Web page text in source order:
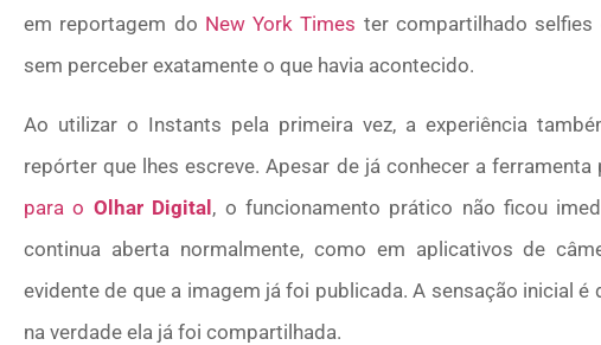
em reportagem do New York Times ter compartilhado selfies
sem perceber exatamente o que havia acontecido.
Ao utilizar o Instants pela primeira vez, a experiência
repórter que lhes escreve. Apesar de já conhecer a ferramenta
para o Olhar Digital, o funcionamento prático não ficou
continua aberta normalmente, como em aplicativos de
evidente de que a imagem já foi publicada. A sensação inicial
na verdade ela já foi compartilhada.